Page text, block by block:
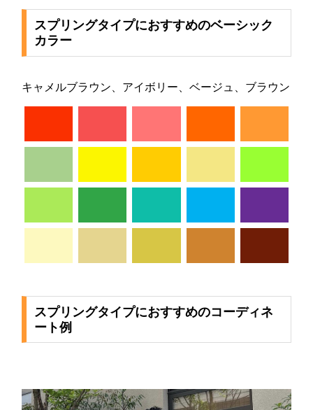
スプリングタイプにおすすめのベーシック
カラー
キャメルブラウン、アイボリー、ベージュ、ブラウン
スプリングタイプにおすすめのコーディネ
ート例